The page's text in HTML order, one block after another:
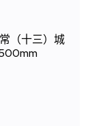
（十三）城